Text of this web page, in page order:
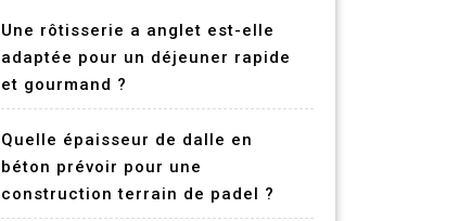
Une rôtisserie a anglet est-elle
adaptée pour un déjeuner rapide
et gourmand ?
Quelle épaisseur de dalle en
béton prévoir pour une
construction terrain de padel ?